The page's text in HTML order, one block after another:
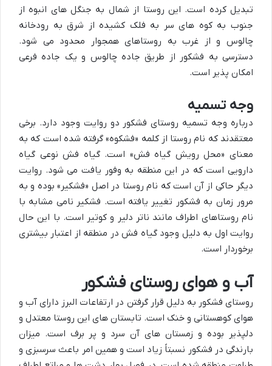
تبدیل کرده است. این روستا از شمال به جنگل های انبوه از
جنوب به کوه های سر به فلک کشیده از شرق به رودخانه
چالوس و از غرب به روستاهای همجوار محدود می شود.
دسترسی به فشکور از طریق جاده چالوس و یک جاده فرعی
امکان پذیر است.
وجه تسمیه
درباره وجه تسمیه روستای فشکور دو روایت وجود دارد. برخی
معتقدند که نام روستا از کلمه «فشکوه» گرفته شده است که به
معنای «محل رویش گیاه فش» است. گیاه فش نوعی گیاه
دارویی است که در این منطقه به وفور یافت می شود. روایت
دیگر حاکی از آن است که نام روستا در اصل «فشکیر» بوده و به
مرور زمان به فشکور تغییر یافته است. فشکیر نامی مشابه با
نام روستاهای اطراف مانند ناتر دلیر و کوتیر است. با این حال
روایت اول به دلیل وجود گیاه فش در منطقه از اعتبار بیشتری
برخوردار است.
آب و هوای روستای فشکور
روستای فشکور به دلیل قرار گرفتن در ارتفاعات البرز دارای آب و
هوای کوهستانی و خنک است. تابستان های این روستا معتدل و
دلپذیر بوده و زمستان های آن سرد و پر برف است. میزان
بارندگی در فشکور نسبتاً زیاد است و همین امر باعث سرسبزی و